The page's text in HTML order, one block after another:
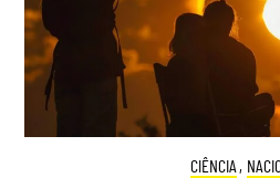
CIÊNCIA ,